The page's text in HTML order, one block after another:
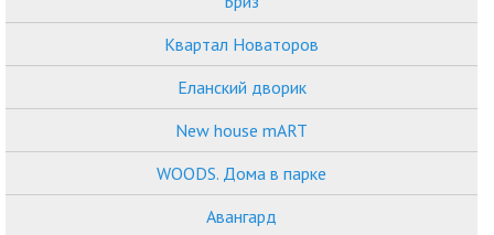
Квартал Новаторов
Еланский дворик
New house mART
WOODS. Дома в парке
Авангард